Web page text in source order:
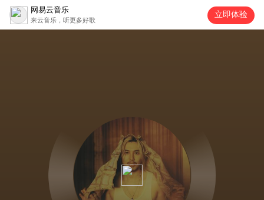
网易云音乐
来云音乐，听更多好歌
立即体验